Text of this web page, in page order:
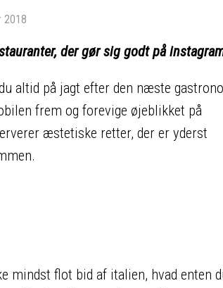
2018
der gør sig godt på
altid på jagt efter den næste
frem og forevige øjeblikket på
æstetiske retter, der er yderst
mindst flot bid af italien, hvad enten